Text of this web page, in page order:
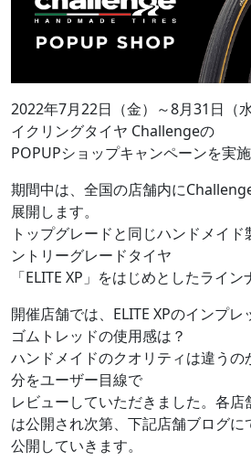
2022年7月22日（金）～8月31日（
イクリングタイヤ Challengeの
POPUPショップキャンペーンを実施
期間中は、全国の店舗内に
展開します。
トップグレードと同じハンドメイ
ントリーグレードタイヤ
「ELITE XP」をはじめとしたライン
開催店舗では、ELITE XPのインプ
ゴムトレッドの使用感は？
ハンドメイドのクオリティは違うの
分をユーザー目線で
レビューしていただきました。各
は公開され次第、下記店舗ブログに
公開していきます。